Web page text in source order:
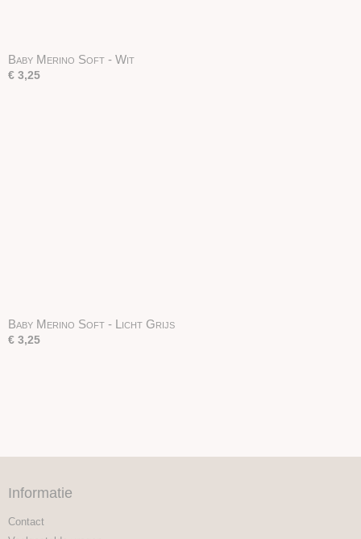
Baby Merino Soft - Wit
€ 3,25
Baby Merino Soft - Licht Grijs
€ 3,25
Informatie
Contact